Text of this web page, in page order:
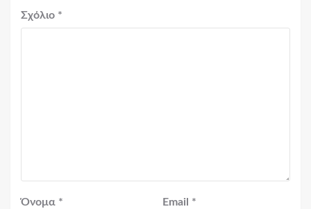
Σχόλιο *
Όνομα * Email *